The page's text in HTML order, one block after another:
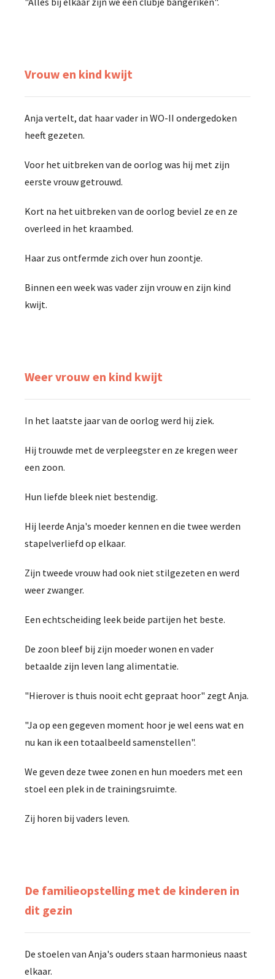
Vrouw en kind kwijt
Anja vertelt, dat haar vader in WO-II ondergedoken
heeft gezeten.
Voor het uitbreken van de oorlog was hij met zijn
eerste vrouw getrouwd.
Kort na het uitbreken van de oorlog beviel ze en ze
overleed in het kraambed.
Haar zus ontfermde zich over hun zoontje.
Binnen een week was vader zijn vrouw en zijn kind
kwijt.
Weer vrouw en kind kwijt
In het laatste jaar van de oorlog werd hij ziek.
Hij trouwde met de verpleegster en ze kregen weer
een zoon.
Hun liefde bleek niet bestendig.
Hij leerde Anja's moeder kennen en die twee werden
stapelverliefd op elkaar.
Zijn tweede vrouw had ook niet stilgezeten en werd
weer zwanger.
Een echtscheiding leek beide partijen het beste.
De zoon bleef bij zijn moeder wonen en vader
betaalde zijn leven lang alimentatie.
"Hierover is thuis nooit echt gepraat hoor" zegt Anja.
"Ja op een gegeven moment hoor je wel eens wat en
nu kan ik een totaalbeeld samenstellen".
We geven deze twee zonen en hun moeders met een
stoel een plek in de trainingsruimte.
Zij horen bij vaders leven.
De familieopstelling met de kinderen in
dit gezin
De stoelen van Anja's ouders staan harmonieus naast
elkaar.